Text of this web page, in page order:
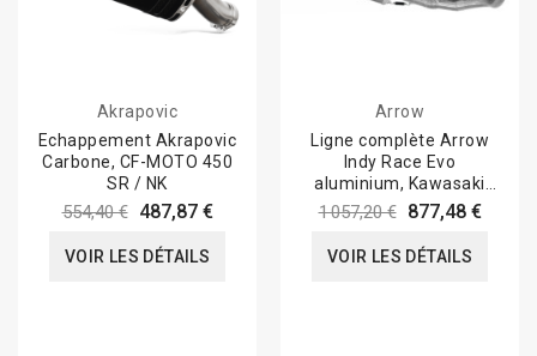
Akrapovic
Echappement Akrapovic
Carbone, CF-MOTO 450
SR / NK
554,40 € 487,87 €
VOIR LES DÉTAILS
Arrow
Ligne complète Arrow
Indy Race Evo
aluminium, Kawasaki
Z650 / Ninja 650 2021-
1 057,20 € 877,48 €
VOIR LES DÉTAILS